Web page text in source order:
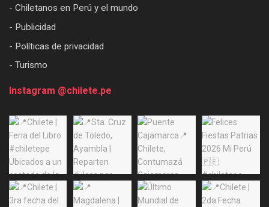
- Chiletanos en Perú y el mundo
- Publicidad
- Políticas de privacidad
- Turismo
Instagram @chilete.pe